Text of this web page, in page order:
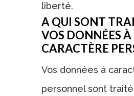
liberté.
A QUI SONT
VOS DONNÉES À
CARACTÈRE
Vos données à
personnel sont